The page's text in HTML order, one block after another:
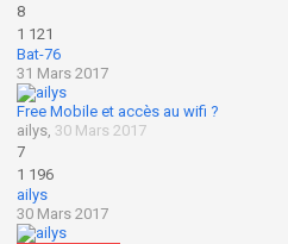
8
1 121
Bat-76
31 Mars 2017
Free Mobile et accès au wifi ?
ailys, 30 Mars 2017
7
1 196
ailys
30 Mars 2017